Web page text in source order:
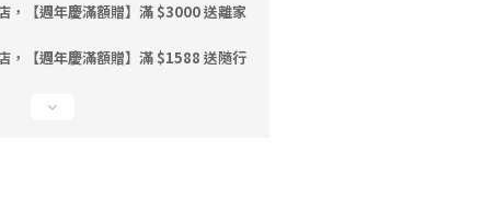
，【週年慶滿額贈】滿 $3000 送離家
，【週年慶滿額贈】滿 $1588 送隨行